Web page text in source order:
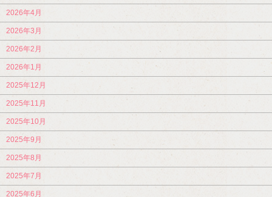
2026年4月
2026年3月
2026年2月
2026年1月
2025年12月
2025年11月
2025年10月
2025年9月
2025年8月
2025年7月
2025年6月